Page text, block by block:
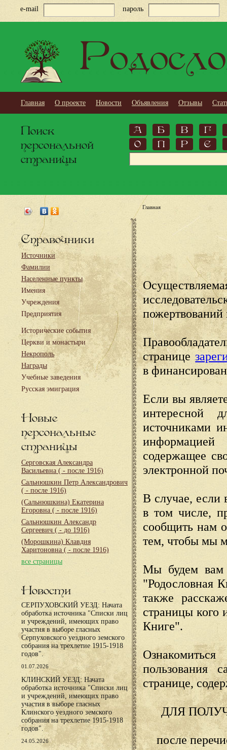
e-mail пароль
Главная О проекте Новости Объявления Отзывы
Поиск
персональной
страницы
А Б В
Г
О
П Р С
Справочники
Источники
Фамилии
Населенные пункты
Имения
Учреждения
Предприятия
Исторические события
Церкви и монастыри
Некрополь
Награды
Учебные заведения
Русская эмиграция
Новые
персональные
страницы
Серговская Александра
Васильевна ( - после 1916)
Сальнюшкин Петр Александрович
( - после 1916)
(Сальнюшкина) Екатерина
Егоровна ( - после 1916)
Сальнюшкин Александр
Сергеевич ( - до 1916)
(Морошкина) Клавдия
Харитоновна ( - после 1916)
все страницы
Новости
СЕРПУХОВСКИЙ УЕЗД: Начата
обработка источника "Списки лиц
и учреждений, имеющих право
участия в выборе гласных
Серпуховского уездного земского
собрания на трехлетие 1915-1918
годов".
01.07.2026
КЛИНСКИЙ УЕЗД: Начата
обработка источника "Списки лиц
и учреждений, имеющих право
участия в выборе гласных
Клинского уездного земского
собрания на трехлетие 1915-1918
годов".
24.05.2026
Главная
пожертвований
странице
в
Если вы
интересной
источниками
содержащее
электронной
В случае, если
в том числе,
сообщить нам
тем, чтобы мы
Мы будем вам
"Родословная
также
страницы кого
Книге".
пользования
странице,
ДЛЯ
после